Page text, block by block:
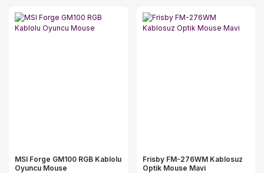
MSI Forge GM100 RGB Kablolu
Oyuncu Mouse
Frisby FM-276WM Kablosuz
Optik Mouse Mavi